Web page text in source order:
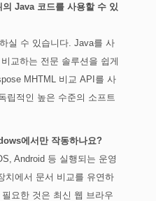
Java 코드를 사용할 수 있
실 수 있습니다. Java를 사
교하는 전문 솔루션을 쉽게
MHTML 비교 API를 사
립적인 높은 수준의 소프트
에서만 작동하나요?
Android 등 실행되는 운영
치에서 문서 비교를 유연하
요한 것은 최신 웹 브라우